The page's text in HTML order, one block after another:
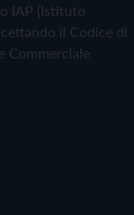
IAP (Istituto
il Codice di
Commerciale